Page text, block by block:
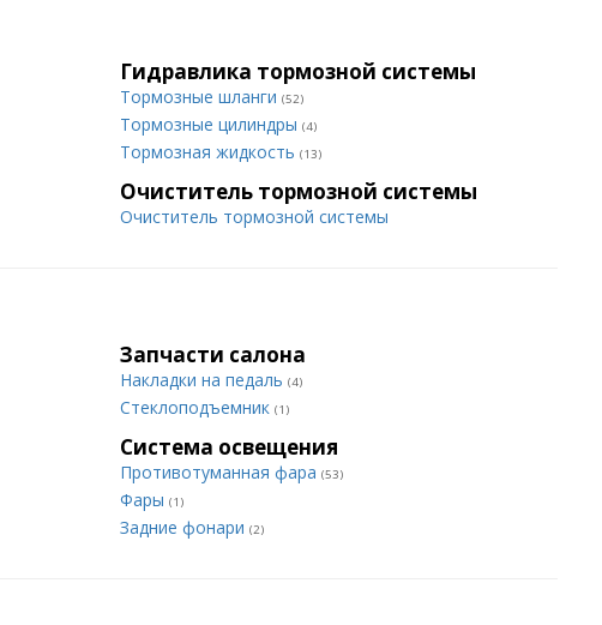
Гидравлика тормозной системы
Тормозные шланги (52)
Тормозные цилиндры (4)
Тормозная жидкость (13)
Очиститель тормозной системы
Очиститель тормозной системы
Запчасти салона
Накладки на педаль (4)
Стеклоподъемник (1)
Система освещения
Противотуманная фара (53)
Фары (1)
Задние фонари (2)